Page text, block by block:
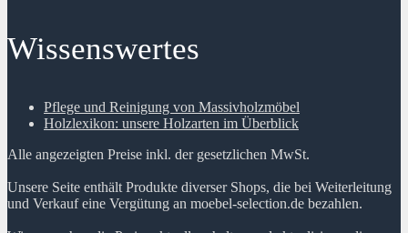
Wissenswertes
Pflege und Reinigung von Massivholzmöbel
Holzlexikon: unsere Holzarten im Überblick
Alle angezeigten Preise inkl. der gesetzlichen MwSt.
Unsere Seite enthält Produkte diverser Shops, die bei Weiterleitung
und Verkauf eine Vergütung an moebel-selection.de bezahlen.